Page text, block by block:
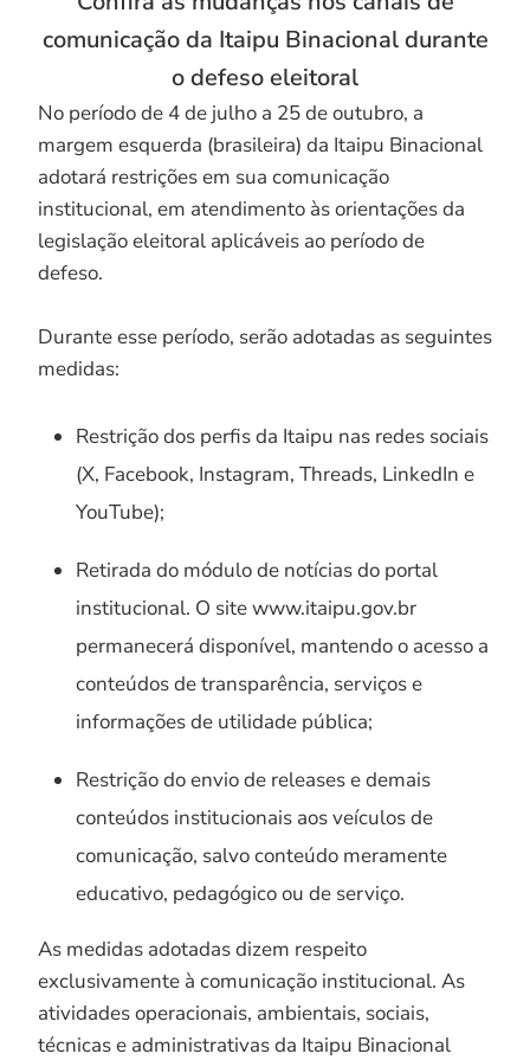
comunicação da Itaipu Binacional durante
o defeso eleitoral
No período de 4 de julho a 25 de outubro, a
margem esquerda (brasileira) da Itaipu Binacional
adotará restrições em sua comunicação
institucional, em atendimento às orientações da
legislação eleitoral aplicáveis ao período de
defeso.
Durante esse período, serão adotadas as seguintes
medidas:
Restrição dos perfis da Itaipu nas redes sociais
(X, Facebook, Instagram, Threads, LinkedIn e
YouTube);
Retirada do módulo de notícias do portal
institucional. O site www.itaipu.gov.br
permanecerá disponível, mantendo o acesso a
conteúdos de transparência, serviços e
informações de utilidade pública;
Restrição do envio de releases e demais
conteúdos institucionais aos veículos de
comunicação, salvo conteúdo meramente
educativo, pedagógico ou de serviço.
As medidas adotadas dizem respeito
exclusivamente à comunicação institucional. As
atividades operacionais, ambientais, sociais,
técnicas e administrativas da Itaipu Binacional